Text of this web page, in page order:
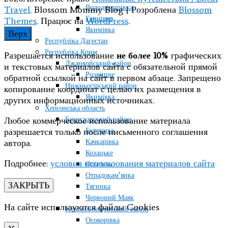
Володимирівка
Ганнівка
Якимівка
Республіка Дагестан
Республіка Крим
Джанкойський район
Розкішне
Нижньогірський район
Якимівка
Херсонська область
Бериславський район
Бургунка
Качкарівка
Козацьке
Ольгівка
Отрадокам’янка
Тягинка
Червоний Маяк
Нововоронцовський район
Осокорівка
Travel. Blossom Mommy Blog | Розроблена Blossom
Themes. Працює наWordPress.
Верх
Разрешается использование не более 10% графических
и текстовых материалов сайта с обязательной прямой
обратной ссылкой на сайт в первом абзаце. Запрещено
копирование координат с целью их размещения в
других информационных источниках.
Любое коммерческое использование материала
разрешается только после письменного соглашения
автора.
Подробнее: условия использования материалов сайта
ЗАКРЫТЬ
На сайте используются файлы Cookies